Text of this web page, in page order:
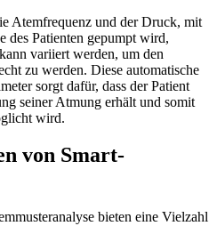
Atemfrequenz und der Druck, mit
des Patienten gepumpt wird,
variiert werden, um den
zu werden. Diese automatische
sorgt dafür, dass der Patient
seiner Atmung erhält und somit
wird.
von Smart-
bieten eine Vielzahl